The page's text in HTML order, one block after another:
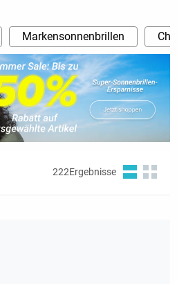
Markensonnenbrillen
222Ergebnisse